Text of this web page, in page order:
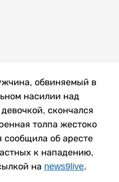
обвиняемый в
насилии над
скончался
толпа жестоко
сообщила об аресте
к нападению,
на news9live.